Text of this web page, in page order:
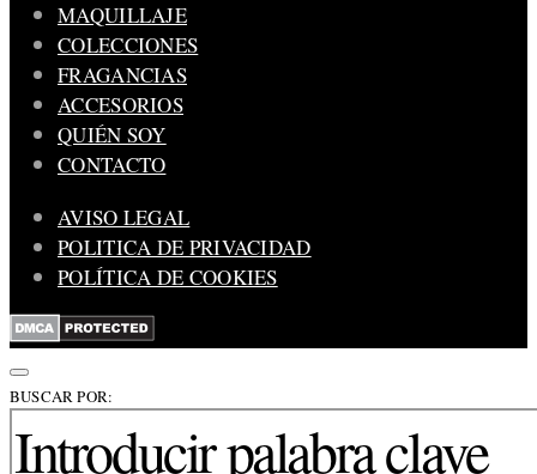
MAQUILLAJE
COLECCIONES
FRAGANCIAS
ACCESORIOS
QUIÉN SOY
CONTACTO
AVISO LEGAL
POLITICA DE PRIVACIDAD
POLÍTICA DE COOKIES
BUSCAR POR: